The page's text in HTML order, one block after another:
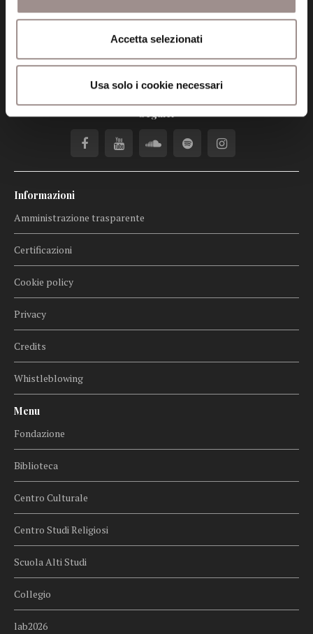
Accetta selezionati
Usa solo i cookie necessari
fondazionecollegiosancarlo@legalmail.it
Seguici
Informazioni
Amministrazione trasparente
Certificazioni
Cookie policy
Privacy
Credits
Whistleblowing
Menu
Fondazione
Biblioteca
Centro Culturale
Centro Studi Religiosi
Scuola Alti Studi
Collegio
lab2026